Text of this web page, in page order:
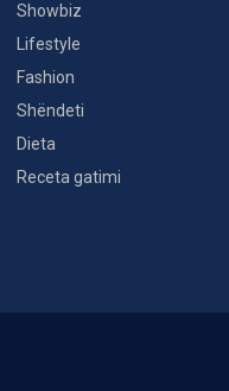
Showbiz
Lifestyle
Fashion
Shëndeti
Dieta
Receta gatimi